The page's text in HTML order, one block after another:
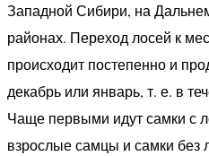
Западной Сибири, на
районах. Переход лосей к
происходит постепенно и
декабрь или январь, т. е. в
Чаще первыми идут самки с
взрослые самцы и самки без